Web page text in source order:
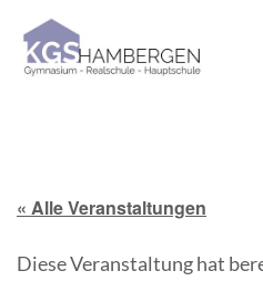
Inhalt
springen
« Alle Veranstaltungen
Diese Veranstaltung hat